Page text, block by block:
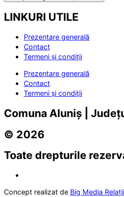
LINKURI UTILE
Prezentare generală
Contact
Termeni și condiții
Prezentare generală
Contact
Termeni și condiții
Comuna Aluniș |
© 2026
Toate drepturile
Concept realizat de Big Media